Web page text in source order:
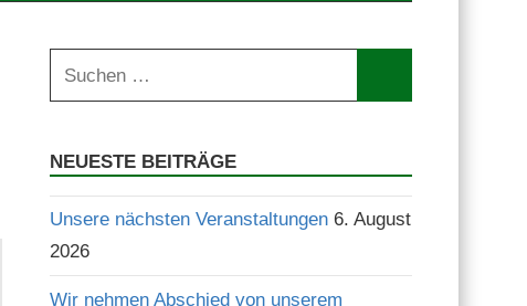
Suchen
nach:
NEUESTE BEITRÄGE
Unsere nächsten Veranstaltungen 6. August
2026
Wir nehmen Abschied von unserem